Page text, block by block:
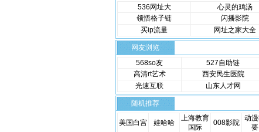
536网址大
心灵的鸡汤
领悟格子链
闪播影院
买ip流量
网址之家大全
网友浏览
568so友
527自助链
高清rt艺术
西安民生医院
光速互联
山东人才网
随机推荐
美国白宫 娃哈哈
上海教育
国际
008影院
动
要